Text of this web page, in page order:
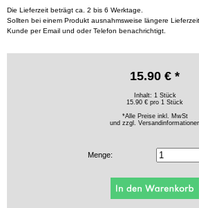
Die Lieferzeit beträgt ca. 2 bis 6 Werktage.
Sollten bei einem Produkt ausnahmsweise längere
Kunde per Email und oder Telefon benachrichtigt.
15.90 € *
Inhalt: 1 Stück
15.90 € pro 1 Stück
*Alle Preise inkl. MwSt
und zzgl.
Menge: